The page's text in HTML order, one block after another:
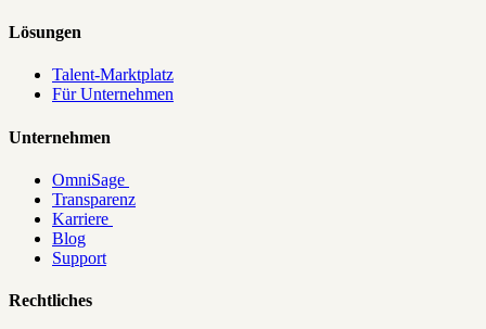
Lösungen
Talent-Marktplatz
Für Unternehmen
Unternehmen
OmniSage
Transparenz
Karriere
Blog
Support
Rechtliches